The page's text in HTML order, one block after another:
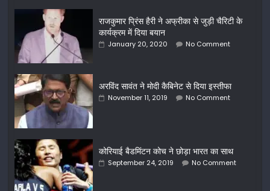
राजकुमार प्रिंस हैरी ने अफ्रीका से जुड़ी चैरिटी के
कार्यक्रम में दिया बयान
January 20, 2020 No Comment
अरविंद सावंत ने मोदी कैबिनेट से दिया इस्तीफा
November 11, 2019 No Comment
कोरियाई बैडमिंटन कोच ने छोड़ा भारत का साथ
September 24, 2019 No Comment